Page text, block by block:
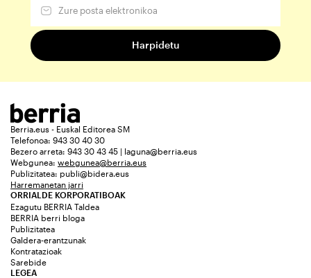
Berria.eus - Euskal Editorea SM
Telefonoa: 943 30 40 30
Bezero arreta: 943 30 43 45 | laguna@berria.eus
Webgunea: webgunea@berria.eus
Publizitatea: publi@bidera.eus
Harremanetan jarri
ORRIALDE KORPORATIBOAK
Ezagutu BERRIA Taldea
BERRIA berri bloga
Publizitatea
Galdera-erantzunak
Kontratazioak
Sarebide
LEGEA